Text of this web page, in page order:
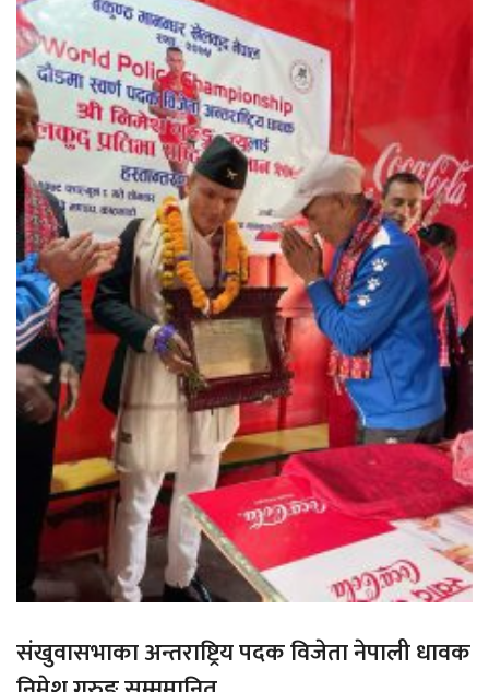
संखुवासभाका अन्तराष्ट्रिय पदक विजेता नेपाली धावक